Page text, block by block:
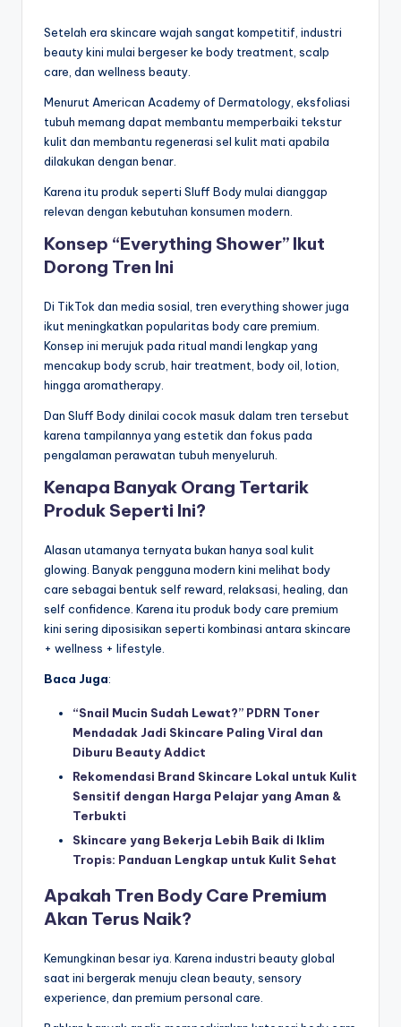
Setelah era skincare wajah sangat kompetitif, industri
beauty kini mulai bergeser ke body treatment, scalp
care, dan wellness beauty.
Menurut American Academy of Dermatology, eksfoliasi
tubuh memang dapat membantu memperbaiki tekstur
kulit dan membantu regenerasi sel kulit mati apabila
dilakukan dengan benar.
Karena itu produk seperti Sluff Body mulai dianggap
relevan dengan kebutuhan konsumen modern.
Konsep “Everything Shower” Ikut
Dorong Tren Ini
Di TikTok dan media sosial, tren everything shower juga
ikut meningkatkan popularitas body care premium.
Konsep ini merujuk pada ritual mandi lengkap yang
mencakup body scrub, hair treatment, body oil, lotion,
hingga aromatherapy.
Dan Sluff Body dinilai cocok masuk dalam tren tersebut
karena tampilannya yang estetik dan fokus pada
pengalaman perawatan tubuh menyeluruh.
Kenapa Banyak Orang Tertarik
Produk Seperti Ini?
Alasan utamanya ternyata bukan hanya soal kulit
glowing. Banyak pengguna modern kini melihat body
care sebagai bentuk self reward, relaksasi, healing, dan
self confidence. Karena itu produk body care premium
kini sering diposisikan seperti kombinasi antara skincare
+ wellness + lifestyle.
Baca Juga:
“Snail Mucin Sudah Lewat?” PDRN Toner
Mendadak Jadi Skincare Paling Viral dan
Diburu Beauty Addict
Rekomendasi Brand Skincare Lokal untuk Kulit
Sensitif dengan Harga Pelajar yang Aman &
Terbukti
Skincare yang Bekerja Lebih Baik di Iklim
Tropis: Panduan Lengkap untuk Kulit Sehat
Apakah Tren Body Care Premium
Akan Terus Naik?
Kemungkinan besar iya. Karena industri beauty global
saat ini bergerak menuju clean beauty, sensory
experience, dan premium personal care.